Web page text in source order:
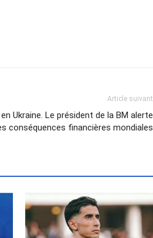
Article suivant
Ukraine. Le président de la BM alerte
conséquences financières mondiales